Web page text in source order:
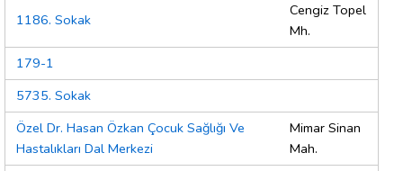
1186. Sokak
Cengiz Topel
Mh.
179-1
5735. Sokak
Özel Dr. Hasan Özkan Çocuk Sağlığı Ve
Hastalıkları Dal Merkezi
Mimar Sinan
Mah.